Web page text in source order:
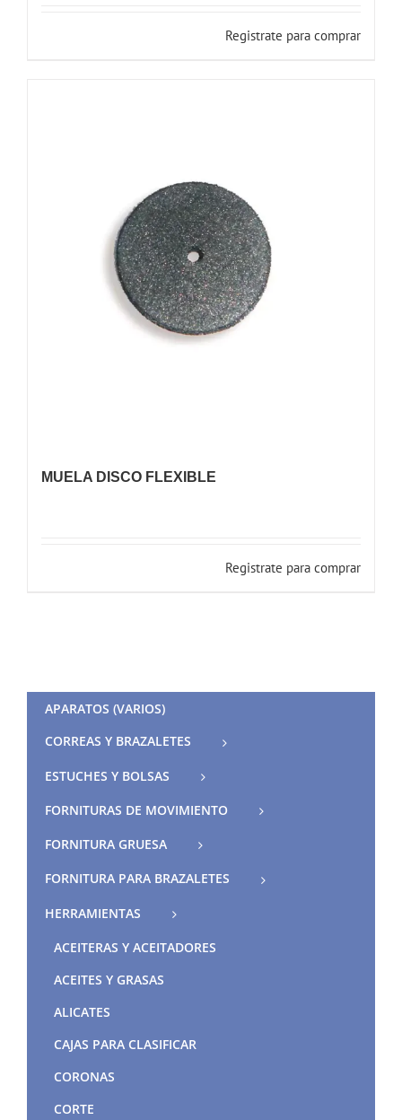
Registrate para comprar
MUELA DISCO FLEXIBLE
Registrate para comprar
APARATOS (VARIOS)
CORREAS Y BRAZALETES
ESTUCHES Y BOLSAS
FORNITURAS DE MOVIMIENTO
FORNITURA GRUESA
FORNITURA PARA BRAZALETES
HERRAMIENTAS
ACEITERAS Y ACEITADORES
ACEITES Y GRASAS
ALICATES
CAJAS PARA CLASIFICAR
CORONAS
CORTE